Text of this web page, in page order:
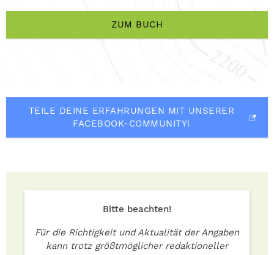
ZUM BUCH
TEILE DEINE ERFAHRUNGEN MIT UNSERER
FACEBOOK-COMMUNITY!
Bitte beachten!
Für die Richtigkeit und Aktualität der Angaben
kann trotz größtmöglicher redaktioneller